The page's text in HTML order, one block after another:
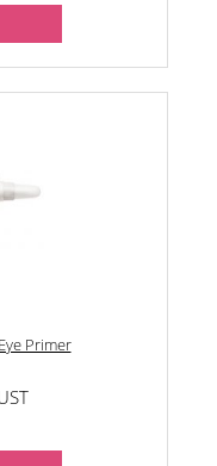
Primer